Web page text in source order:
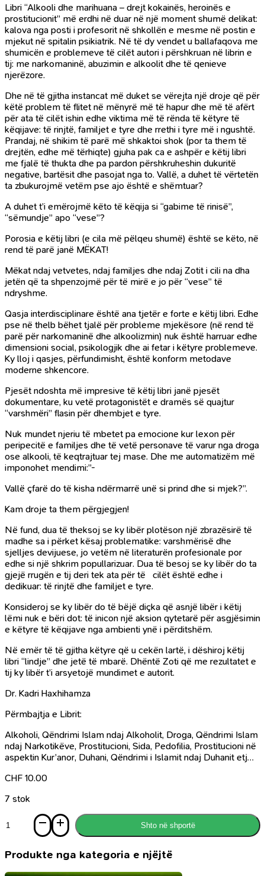
Libri “Alkooli dhe marihuana – drejt kokainës, heroinës e
prostitucionit” më erdhi në duar në një moment shumë delikat:
kalova nga posti i profesorit në shkollën e mesme në postin e
mjekut në spitalin psikiatrik. Në të dy vendet u ballafaqova me
shumicën e problemeve të cilët autori i përshkruan në librin e
tij: me narkomaninë, abuzimin e alkoolit dhe të qenieve
njerëzore.
Dhe në të gjitha instancat më duket se vërejta një droje që për
këtë problem të flitet në mënyrë më të hapur dhe më të afërt
për ata të cilët ishin edhe viktima më të rënda të këtyre të
këqijave: të rinjtë, familjet e tyre dhe rrethi i tyre më i ngushtë.
Prandaj, në shikim të parë më shkaktoi shok (por ta them të
drejtën, edhe më tërhiqte) gjuha pak ca e ashpër e këtij libri
me fjalë të thukta dhe pa pardon përshkruheshin dukuritë
negative, bartësit dhe pasojat nga to. Vallë, a duhet të vërtetën
ta zbukurojmë vetëm pse ajo është e shëmtuar?
A duhet t’i emërojmë këto të këqija si “gabime të rinisë”,
“sëmundje” apo “vese”?
Porosia e këtij libri (e cila më pëlqeu shumë) është se këto, në
rend të parë janë MËKAT!
Mëkat ndaj vetvetes, ndaj familjes dhe ndaj Zotit i cili na dha
jetën që ta shpenzojmë për të mirë e jo për “vese” të
ndryshme.
Qasja interdisciplinare është ana tjetër e forte e këtij libri. Edhe
pse në thelb bëhet tjalë për probleme mjekësore (në rend të
parë për narkomaninë dhe alkoolizmin) nuk është harruar edhe
dimensioni social, psikologjik dhe ai fetar i këtyre problemeve.
Ky lloj i qasjes, përfundimisht, është konform metodave
moderne shkencore.
Pjesët ndoshta më impresive të këtij libri janë pjesët
dokumentare, ku vetë protagonistët e dramës së quajtur
“varshmëri” flasin për dhembjet e tyre.
Nuk mundet njeriu të mbetet pa emocione kur lexon për
peripecitë e familjes dhe të vetë personave të varur nga droga
ose alkooli, të keqtrajtuar tej mase. Dhe me automatizëm më
imponohet mendimi:”-
Vallë çfarë do të kisha ndërmarrë unë si prind dhe si mjek?”.
Kam droje ta them përgjegjen!
Në fund, dua të theksoj se ky libër plotëson një zbrazësirë të
madhe sa i përket kësaj problematike: varshmërisë dhe
sjelljes devijuese, jo vetëm në literaturën profesionale por
edhe si një shkrim popullarizuar. Dua të besoj se ky libër do ta
gjejë rrugën e tij deri tek ata për të cilët është edhe i
dedikuar: të rinjtë dhe familjet e tyre.
Konsideroj se ky libër do të bëjë diçka që asnjë libër i këtij
lëmi nuk e bëri dot: të inicon një aksion qytetarë për asgjësimin
e këtyre të këqijave nga ambienti ynë i përditshëm.
Në emër të të gjitha këtyre që u cekën lartë, i dëshiroj këtij
libri “lindje” dhe jetë të mbarë. Dhëntë Zoti që me rezultatet e
tij ky libër t’i arsyetojë mundimet e autorit.
Dr. Kadri Haxhihamza
Përmbajtja e Librit:
Alkoholi, Qëndrimi Islam ndaj Alkoholit, Droga, Qëndrimi Islam
ndaj Narkotikëve, Prostitucioni, Sida, Pedofilia, Prostitucioni në
aspektin Kur’anor, Duhani, Qëndrimi i Islamit ndaj Duhanit etj…
CHF 10.00
7 stok
Alkooli
marihuana
Shto në shportë
Produkte nga kategoria e njëjtë